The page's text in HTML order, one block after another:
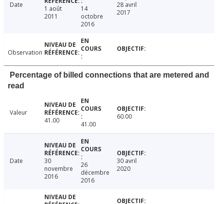
Date
1 août
2011
14
octobre
2016
28 avril
2017
Observation
Percentage of billed connections that are metered and
read
Valeur
41.00
41.00
60.00
Date
30
novembre
2016
26
décembre
2016
30 avril
2020